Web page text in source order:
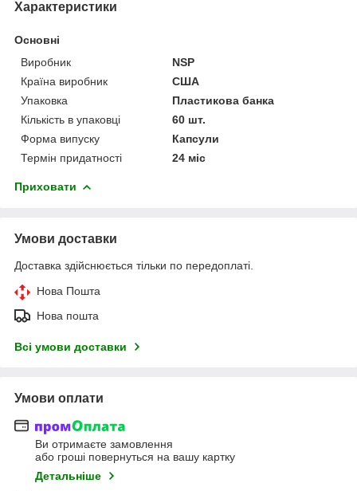
Характеристики
Основні
Виробник
NSP
Країна виробник
США
Упаковка
Пластикова банка
Кількість в упаковці
60 шт.
Форма випуску
Капсули
Термін придатності
24 міс
Приховати
Умови доставки
Доставка здійснюється тільки по передоплаті.
Нова Пошта
Нова пошта
Всі умови доставки
Умови оплати
Ви отримаєте замовлення
або гроші повернуться на вашу картку
Детальніше